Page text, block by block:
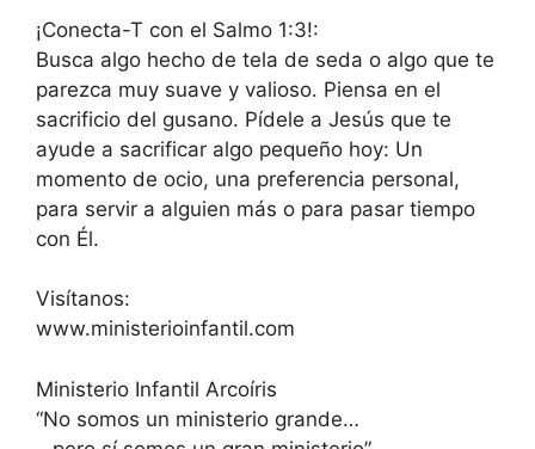
¡Conecta-T con el Salmo 1:3!:
Busca algo hecho de tela de seda o algo que te
parezca muy suave y valioso. Piensa en el
sacrificio del gusano. Pídele a Jesús que te
ayude a sacrificar algo pequeño hoy: Un
momento de ocio, una preferencia personal,
para servir a alguien más o para pasar tiempo
con Él.
Visítanos:
www.ministerioinfantil.com
Ministerio Infantil Arcoíris
“No somos un ministerio grande…